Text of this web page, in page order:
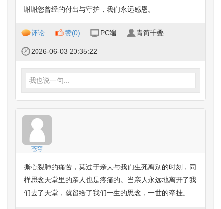
谢谢您曾经的付出与守护，我们永远感恩。
评论 赞(0) PC端 青简千叠
2026-06-03 20:35:22
我也说一句...
苍穹
撕心裂肺的痛苦，莫过于亲人与我们生死离别的时刻，同
样思念天堂里的亲人也是疼痛的。当亲人永远地离开了我
们去了天堂，就留给了我们一生的思念，一世的牵挂。